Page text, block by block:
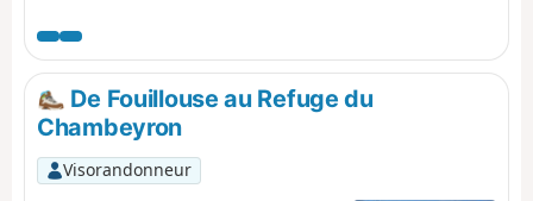
parcours sans difficulté technique avec des cols à plus
de 2700m et un sommet à plus de 3000m. Le cadre est
de toute beauté et on est le plus souvent dans une
ambiance de haute montagne.
De Fouillouse au Refuge du
Chambeyron
Visorandonneur